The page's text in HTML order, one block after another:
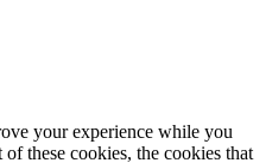
your experience while you
these cookies, the cookies that